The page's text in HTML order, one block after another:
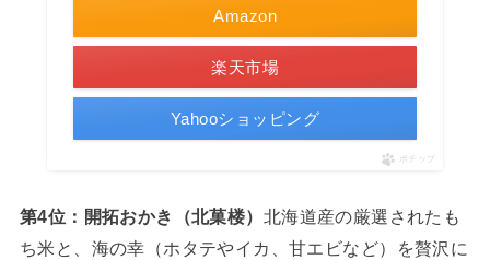
Amazon
楽天市場
Yahooショッピング
ポチップ
第4位：開拓おかき（北菓楼） 北海道産の厳選されたも
ち米と、海の幸（ホタテやイカ、甘エビなど）を贅沢に